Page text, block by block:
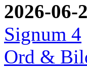
2026-06-
Signum 4
Ord &